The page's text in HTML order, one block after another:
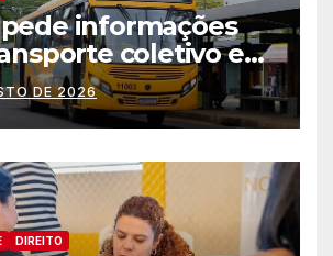
informações
coletivo e
na mobilidade em
DE 2026
DIREITO